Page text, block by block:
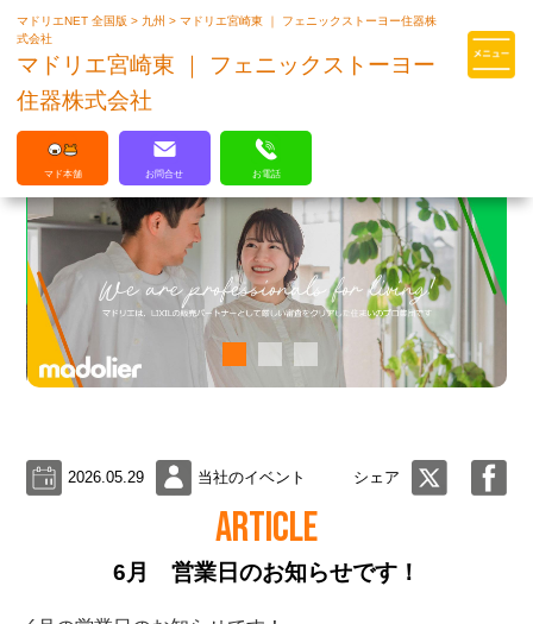
マドリエはLIXILの厳しい基準を
マドリエNET 全国版> 九州>マドリエ宮崎東 ｜ フェニックストーヨー住器株
式会社
マドリエ宮崎東 ｜ フェニックストーヨー
住器株式会社
マド本舗 お問合せ お電話
2026.05.29 当社のイベント シェア
ARTICLE
6月 営業日のお知らせです！